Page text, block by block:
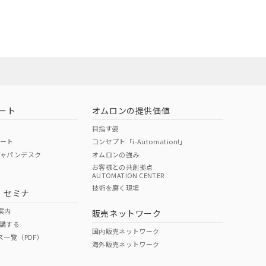
O O
ページへ
ください
ト
ト
パンデスク
セミナ
内
する
覧（PDF）
オムロンの提供価値
目指す姿
コンセプト「i-Automation!」
オムロンの強み
お客様との共創拠点
AUTOMATION CENTER
技術を磨く現場
販売ネットワーク
国内販売ネットワーク
海外販売ネットワーク